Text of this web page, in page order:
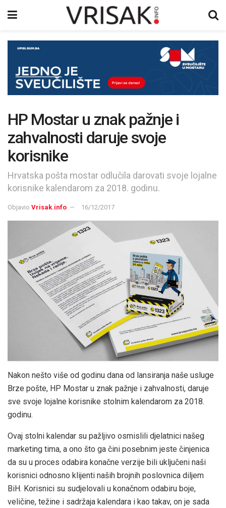
HP Mostar u znak pažnje i
zahvalnosti daruje svoje
korisnike
Hrvatska pošta mostar odlučila darovati svoje lojalne
korisnike kalendarom za 2018. godinu.
Objavio Vrisak.info 16/12/2017
Nakon nešto više od godinu dana od lansiranja naše usluge
Brze pošte, HP Mostar u znak pažnje i zahvalnosti, daruje
sve svoje lojalne korisnike stolnim kalendarom za 2018.
godinu.
Ovaj stolni kalendar su pažljivo osmislili djelatnici našeg
marketing tima, a ono što ga čini posebnim jeste činjenica
da su u proces odabira konačne verzije bili uključeni naši
korisnici odnosno klijenti naših brojnih poslovnica diljem
BiH. Korisnici su sudjelovali u konačnom odabiru boje,
veličine, težine i sadržaja kalendara i kao takav, on je sada